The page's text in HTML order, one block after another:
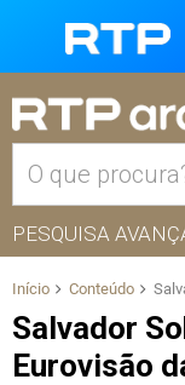
PESQUISA
Início Conteúdo
Salvador
Eurovisão